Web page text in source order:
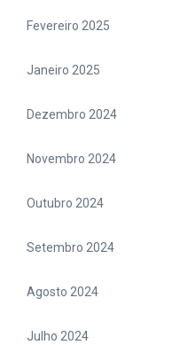
Fevereiro 2025
Janeiro 2025
Dezembro 2024
Novembro 2024
Outubro 2024
Setembro 2024
Agosto 2024
Julho 2024